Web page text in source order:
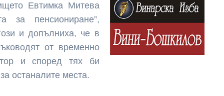
Евтимка Митева
за пенсиониране”,
и допълниха, че в
от временно
и според тях би
останалите места.